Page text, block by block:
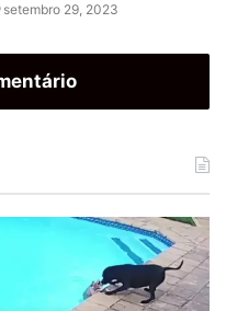
setembro 29, 2023